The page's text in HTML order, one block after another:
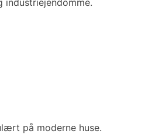
på moderne huse.